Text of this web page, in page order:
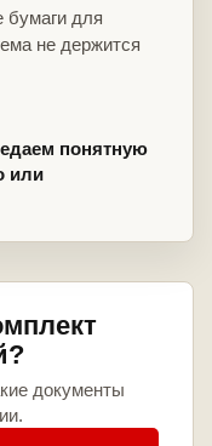
бумаги для
не держится
понятную
или
документы